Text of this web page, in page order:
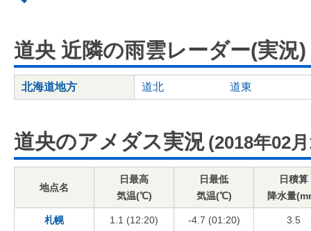
道央 近隣の雨雲レーダー(実況)
北海道地方 道北 道東
道央のアメダス実況 (2018年02
地点名
日最高
気温(℃)
日最低
気温(℃)
日積算
降水量
札幌 1.1 (12:20) -4.7 (01:20) 3.5